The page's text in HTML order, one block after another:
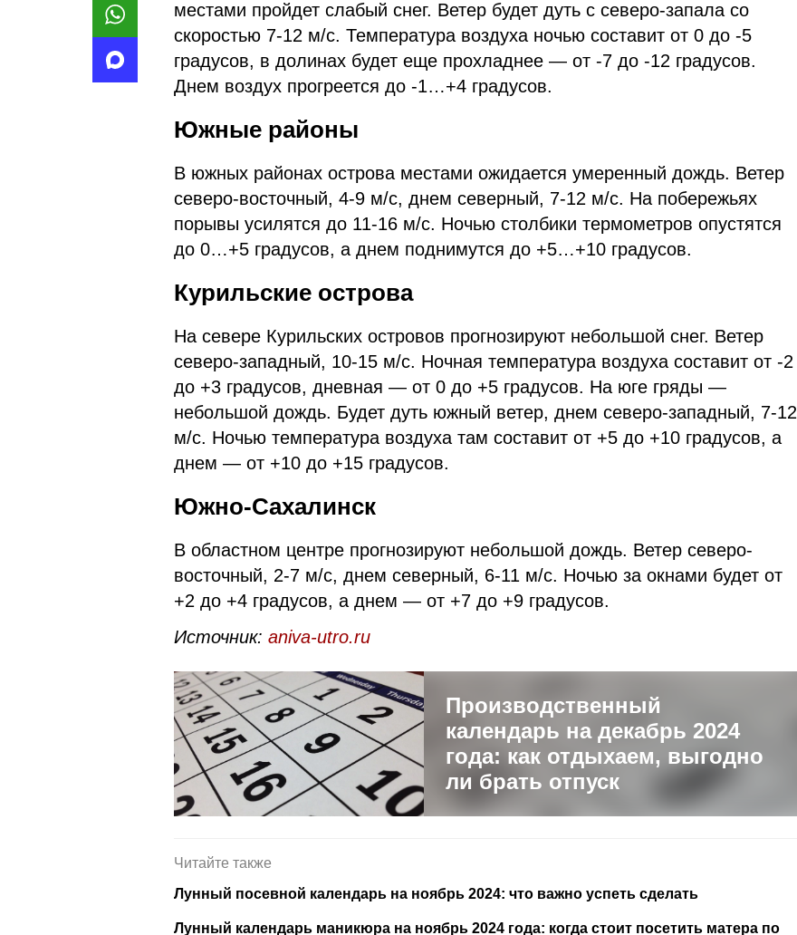
местами пройдет слабый снег. Ветер будет дуть с северо-запала со
скоростью 7-12 м/с. Температура воздуха ночью составит от 0 до -5
градусов, в долинах будет еще прохладнее — от -7 до -12 градусов.
Днем воздух прогреется до -1…+4 градусов.
Южные районы
В южных районах острова местами ожидается умеренный дождь. Ветер
северо-восточный, 4-9 м/с, днем северный, 7-12 м/с. На побережьях
порывы усилятся до 11-16 м/с. Ночью столбики термометров опустятся
до 0…+5 градусов, а днем поднимутся до +5…+10 градусов.
Курильские острова
На севере Курильских островов прогнозируют небольшой снег. Ветер
северо-западный, 10-15 м/с. Ночная температура воздуха составит от -2
до +3 градусов, дневная — от 0 до +5 градусов. На юге гряды —
небольшой дождь. Будет дуть южный ветер, днем северо-западный, 7-12
м/с. Ночью температура воздуха там составит от +5 до +10 градусов, а
днем — от +10 до +15 градусов.
Южно-Сахалинск
В областном центре прогнозируют небольшой дождь. Ветер северо-
восточный, 2-7 м/с, днем северный, 6-11 м/с. Ночью за окнами будет от
+2 до +4 градусов, а днем — от +7 до +9 градусов.
Источник: aniva-utro.ru
Производственный
календарь на декабрь 2024
года: как отдыхаем, выгодно
ли брать отпуск
Читайте также
Лунный посевной календарь на ноябрь 2024: что важно успеть сделать
Лунный календарь маникюра на ноябрь 2024 года: когда стоит посетить матера по